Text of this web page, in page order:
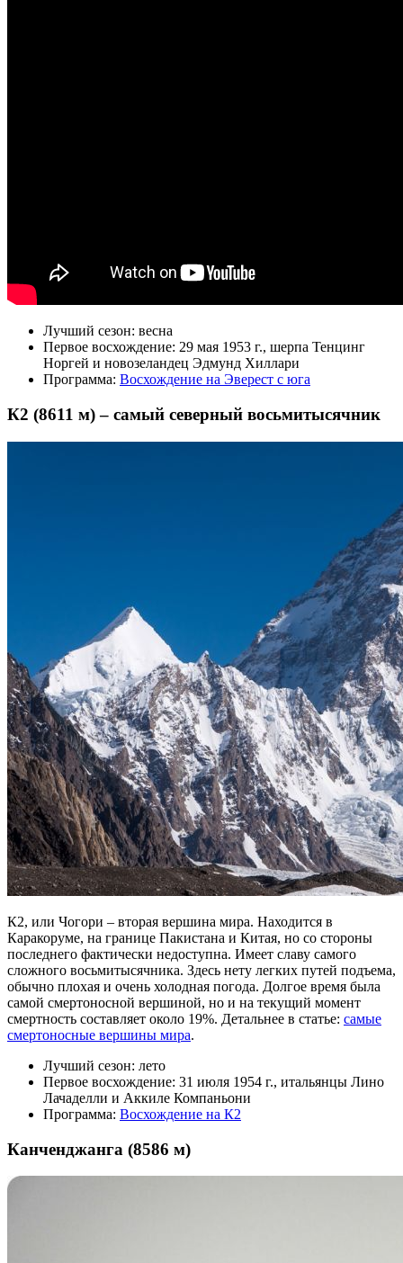
Лучший сезон: весна
Первое восхождение: 29 мая 1953 г., шерпа Тенцинг
Норгей и новозеландец Эдмунд Хиллари
Программа: Восхождение на Эверест с юга
К2 (8611 м) – самый северный восьмитысячник
К2, или Чогори – вторая вершина мира. Находится в
Каракоруме, на границе Пакистана и Китая, но со стороны
последнего фактически недоступна. Имеет славу самого
сложного восьмитысячника. Здесь нету легких путей подъема,
обычно плохая и очень холодная погода. Долгое время была
самой смертоносной вершиной, но и на текущий момент
смертность составляет около 19%. Детальнее в статье: самые
смертоносные вершины мира.
Лучший сезон: лето
Первое восхождение: 31 июля 1954 г., итальянцы Лино
Лачаделли и Аккиле Компаньони
Программа: Восхождение на К2
Канченджанга (8586 м)